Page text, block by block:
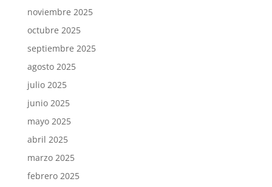
noviembre 2025
octubre 2025
septiembre 2025
agosto 2025
julio 2025
junio 2025
mayo 2025
abril 2025
marzo 2025
febrero 2025